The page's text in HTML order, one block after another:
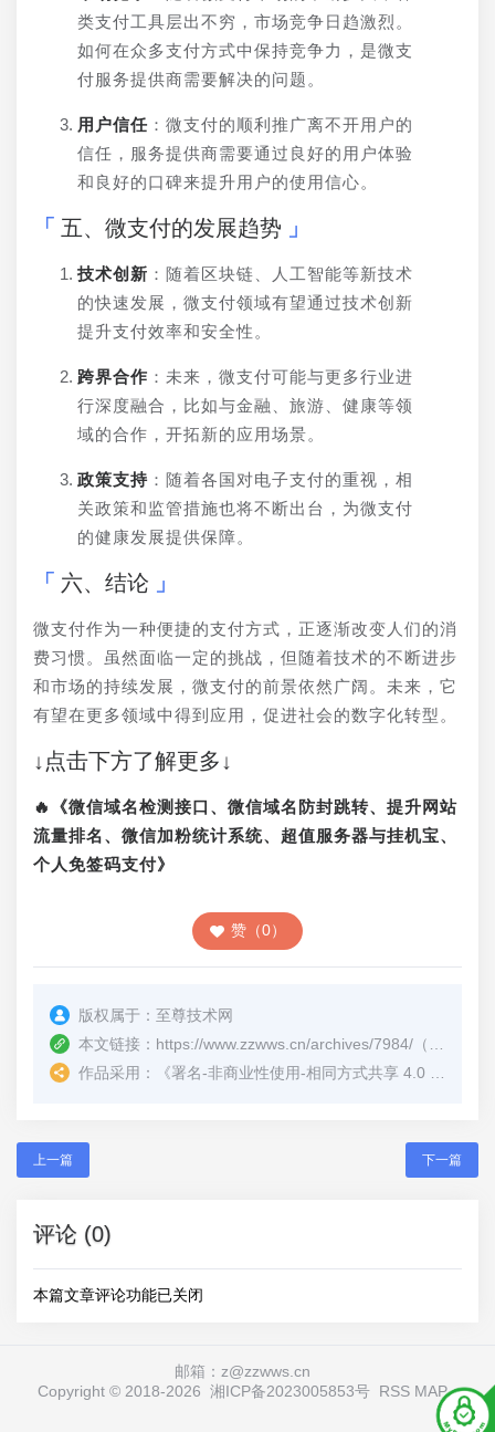
类支付工具层出不穷，市场竞争日趋激烈。
如何在众多支付方式中保持竞争力，是微支
付服务提供商需要解决的问题。
用户信任 ：微支付的顺利推广离不开用户的
信任，服务提供商需要通过良好的用户体验
和良好的口碑来提升用户的使用信心。
五、微支付的发展趋势
技术创新 ：随着区块链、人工智能等新技术
的快速发展，微支付领域有望通过技术创新
提升支付效率和安全性。
跨界合作 ：未来，微支付可能与更多行业进
行深度融合，比如与金融、旅游、健康等领
域的合作，开拓新的应用场景。
政策支持 ：随着各国对电子支付的重视，相
关政策和监管措施也将不断出台，为微支付
的健康发展提供保障。
六、结论
微支付作为一种便捷的支付方式，正逐渐改变人们的消
费习惯。虽然面临一定的挑战，但随着技术的不断进步
和市场的持续发展，微支付的前景依然广阔。未来，它
有望在更多领域中得到应用，促进社会的数字化转型。
↓点击下方了解更多↓
🔥《微信域名检测接口、微信域名防封跳转、提升网站
流量排名、微信加粉统计系统、超值服务器与挂机宝、
个人免签码支付》
赞（0）
版权属于： 至尊技术网
本文链接： https://www.zzwws.cn/archives/7984/ （转载时请注明本文出处及文章链接）
作品采用：
《署名-非商业性使用-相同方式共享 4.0 国际 (CC BY-NC-SA 4.0)
上一篇 下一篇
评论 (0)
本篇文章评论功能已关闭
邮箱：z@zzwws.cn
Copyright © 2018-2026 湘ICP备2023005853号 RSS MAP